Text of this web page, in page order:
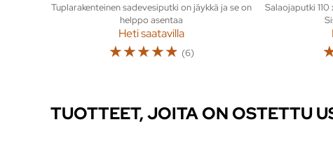
Tuplarakenteinen sadevesiputki on jäykkä ja se on
helppo asentaa
Heti saatavilla
☆☆☆☆☆ (6)
Salaojaputki
TUOTTEET, JOITA ON OSTETTU